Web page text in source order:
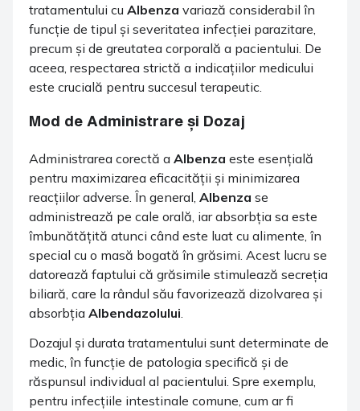
tratamentului cu Albenza variază considerabil în
funcție de tipul și severitatea infecției parazitare,
precum și de greutatea corporală a pacientului. De
aceea, respectarea strictă a indicațiilor medicului
este crucială pentru succesul terapeutic.
Mod de Administrare și Dozaj
Administrarea corectă a Albenza este esențială
pentru maximizarea eficacității și minimizarea
reacțiilor adverse. În general, Albenza se
administrează pe cale orală, iar absorbția sa este
îmbunătățită atunci când este luat cu alimente, în
special cu o masă bogată în grăsimi. Acest lucru se
datorează faptului că grăsimile stimulează secreția
biliară, care la rândul său favorizează dizolvarea și
absorbția Albendazolului.
Dozajul și durata tratamentului sunt determinate de
medic, în funcție de patologia specifică și de
răspunsul individual al pacientului. Spre exemplu,
pentru infecțiile intestinale comune, cum ar fi